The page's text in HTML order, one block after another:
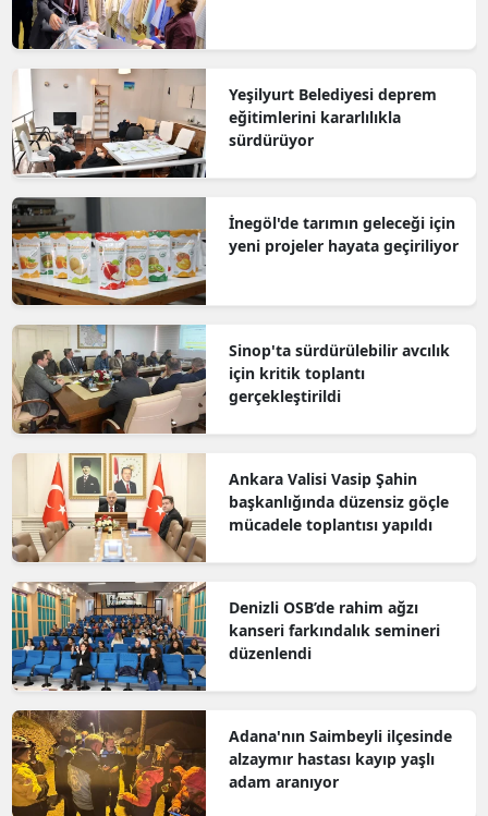
Yeşilyurt Belediyesi deprem
eğitimlerini kararlılıkla
sürdürüyor
İnegöl'de tarımın geleceği için
yeni projeler hayata geçiriliyor
Sinop'ta sürdürülebilir avcılık
için kritik toplantı
gerçekleştirildi
Ankara Valisi Vasip Şahin
başkanlığında düzensiz göçle
mücadele toplantısı yapıldı
Denizli OSB’de rahim ağzı
kanseri farkındalık semineri
düzenlendi
Adana'nın Saimbeyli ilçesinde
alzaymır hastası kayıp yaşlı
adam aranıyor